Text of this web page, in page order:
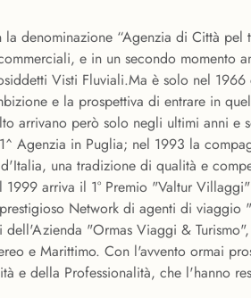
denominazione “Agenzia di Città
e in un secondo momento
Visti Fluviali.Ma è solo nel
e la prospettiva di entrare in
arrivano però solo negli ultimi anni
Agenzia in Puglia; nel 1993 la
una tradizione di qualità e
1999 arriva il 1° Premio "Valtur
Network di agenti di
"Ormas Viaggi &
e Marittimo. Con l'avvento ormai
e della Professionalità, che l'hanno